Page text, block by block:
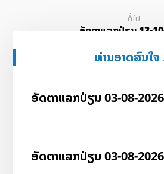
ຕໍ່ໄປ
ອັດ​ຕາ​ແລກ​ປ່ຽນ 13-
ທ່ານອາດສົນໃຈ
ອັດ​ຕາ​ແລກ​ປ່ຽນ 03-08-2026
ອັດ​ຕາ​ແລກ​ປ່ຽນ 03-08-2026